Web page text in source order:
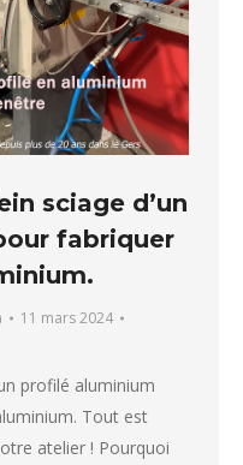
sciage d’un
fabriquer
11 mars 2024
profilé aluminium
Tout est
atelier ! Pourquoi